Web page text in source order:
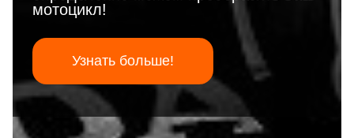
мотоцикл!
Узнать больше!